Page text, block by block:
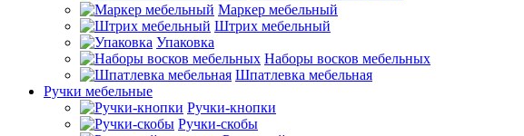
Маркер мебельный
Штрих мебельный
Упаковка
Наборы восков мебельных
Шпатлевка мебельная
Ручки мебельные
Ручки-кнопки
Ручки-скобы